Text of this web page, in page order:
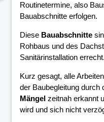
Routinetermine, also
Bauabschnitte erfolgen.
Diese Bauabschnitte
Rohbaus und des
Sanitärinstallation errecht.
Kurz gesagt, alle
der Baubegleitung durch
Mängelzeitnah erkannt
wird und sich nicht